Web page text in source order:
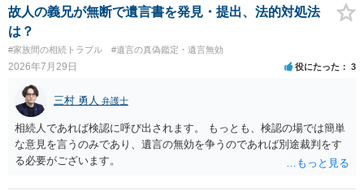
かかることになりますので、その費用も支払うべきものとして頭に置
いておいてください。 話を元に戻して、弁護士に対する手数料です
が、旦那様の収入や財産にもよりますが、法テラスに御連絡なさって
弁護士との相談を予約して受任してもらうのが一番安上がりでしょ
う。数万円でやってくれるはずです。 ただ、法テラスは予約が取りづ
らい（希望者が多く予約できてもしばらく先になる）ようですので、
比較的短い熟慮期間のことを考えると、来週早々すぐにでも御連絡す
る方が良いでしょう。 もし法テラスが御利用になれない、あるいは時
間がない等であれば、相続を取扱分野としている弁護士を適宜探し
（WEB等で）、問い合わせてみることです。相続を扱う弁護士でも相
続放棄は比較的安価な手数料でのお仕事になるのであまり前向きに受
けてくれないところもあるようです。 複数の法律事務所に聞いて（相
故人の義兄が無断で遺言書を発見・提出、法的対処法
は？
#家族間の相続トラブル #遺言の真偽鑑定・遺言無効
2026年7月29日 役にたった 3
三村 勇人 弁護士
相続人であれば検認に呼び出されます。 もっとも、検認の場では簡単
な意見を言うのみであり、遺言の無効を争うのであれば別途裁判をす
る必要がございます。